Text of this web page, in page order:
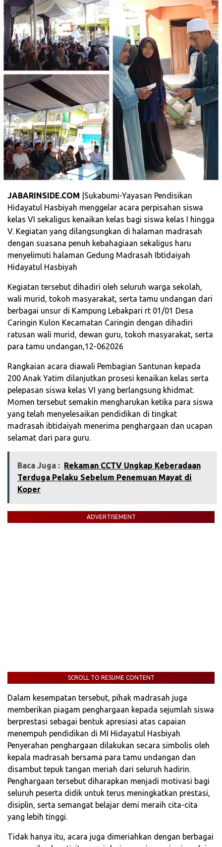
JABARINSIDE.COM |Sukabumi-Yayasan Pendisikan
Hidayatul Hasbiyah menggelar acara perpisahan siswa
kelas VI sekaligus kenaikan kelas bagi siswa kelas I hingga
V. Kegiatan yang dilangsungkan di halaman madrasah
dengan suasana penuh kebahagiaan sekaligus haru
menyelimuti halaman Gedung Madrasah Ibtidaiyah
Hidayatul Hasbiyah
Kegiatan tersebut dihadiri oleh seluruh warga sekolah,
wali murid, tokoh masyarakat, serta tamu undangan dari
berbagai unsur di Kampung Lebakpari rt 01/01 Desa
Caringin Kulon Kecamatan Caringin dengan dihadiri
ratusan wali murid, dewan guru, tokoh masyarakat, serta
para tamu undangan,12-062026
Rangkaian acara diawali Pembagian Santunan kepada
200 Anak Yatim dilanjutkan prosesi kenaikan kelas serta
pelepasan siswa kelas VI yang berlangsung khidmat.
Momen tersebut semakin mengharukan ketika para siswa
yang telah menyelesaikan pendidikan di tingkat
madrasah ibtidaiyah menerima penghargaan dan ucapan
selamat dari para guru.
Baca Juga : Rekaman CCTV Ungkap Keberadaan
Terduga Pelaku Sebelum Penemuan Mayat di
Koper
ADVERTISEMENT
SCROLL TO RESUME CONTENT
Dalam kesempatan tersebut, pihak madrasah juga
memberikan piagam penghargaan kepada sejumlah siswa
berprestasi sebagai bentuk apresiasi atas capaian
menempuh pendidikan di MI Hidayatul Hasbiyah
Penyerahan penghargaan dilakukan secara simbolis oleh
kepala madrasah bersama para tamu undangan dan
disambut tepuk tangan meriah dari seluruh hadirin.
Penghargaan tersebut diharapkan menjadi motivasi bagi
seluruh peserta didik untuk terus meningkatkan prestasi,
disiplin, serta semangat belajar demi meraih cita-cita
yang lebih tinggi.
Tidak hanya itu, acara juga dimeriahkan dengan berbagai